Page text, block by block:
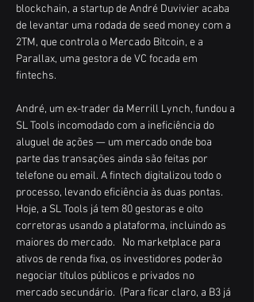
blockchain, a startup de André Duvivier acaba
de levantar uma rodada de seed money com a
2TM, que controla o Mercado Bitcoin, e a
Parallax, uma gestora de VC focada em
fintechs.
André, um ex-trader da Merrill Lynch, fundou a
SL Tools incomodado com a ineficiência do
aluguel de ações — um mercado onde boa
parte das transações ainda são feitas por
telefone ou email. A fintech digitalizou todo o
processo, levando eficiência às duas pontas.
Hoje, a SL Tools já tem 80 gestoras e oito
corretoras usando a plataforma, incluindo as
maiores do mercado.   No marketplace para
ativos de renda fixa, os investidores poderão
negociar títulos públicos e privados no
mercado secundário.  (Para ficar claro, a B3 já